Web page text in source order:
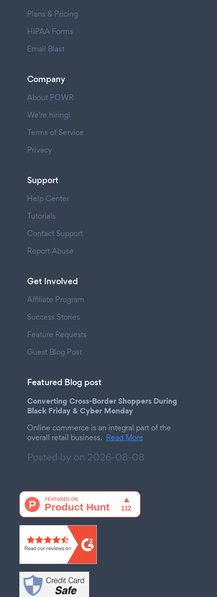
Plans & Pricing
HIPAA Forms
Email Blast
Company
About POWR
We're hiring!
Terms of Service
Privacy
Support
Help Center
Tutorials
Contact Support
Report Abuse
Get Involved
Affiliate Program
Success Stories
Feature Requests
Guest Blog Post
Featured Blog post
Converting Cross-Border Shoppers During
Black Friday & Cyber Monday
Online commerce is an integral part of the
overall retail business. Read More
Posted by on 2026-08-08